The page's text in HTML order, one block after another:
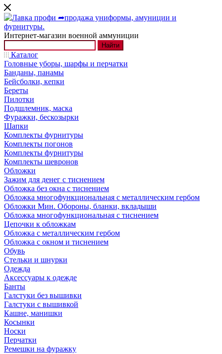
Интернет-магазин военной аммуниции
Найти
Каталог
Головные уборы, шарфы и перчатки
Банданы, панамы
Бейсболки, кепки
Береты
Пилотки
Подшлемник, маска
Фуражки, бескозырки
Шапки
Комплекты фурнитуры
Комплекты погонов
Комплекты фурнитуры
Комплекты шевронов
Обложки
Зажим для денег с тиснением
Обложка без окна с тиснением
Обложка многофункциональная с металлическим гербом
Обложки Мин. Обороны, бланки, вкладыши
Обложка многофункциональная с тиснением
Цепочки к обложкам
Обложка с металлическим гербом
Обложка с окном и тиснением
Обувь
Стельки и шнурки
Одежда
Аксессуары к одежде
Банты
Галстуки без вышивки
Галстуки с вышивкой
Кашне, манишки
Косынки
Носки
Перчатки
Ремешки на фуражку